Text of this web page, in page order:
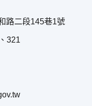
路二段145巷1號
321